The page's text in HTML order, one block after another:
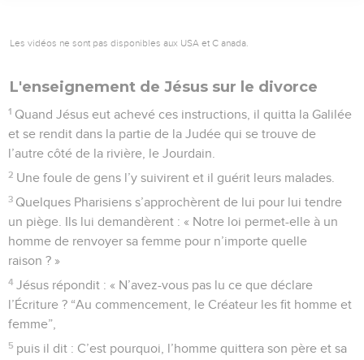
Les vidéos ne sont pas disponibles aux USA et C anada.
L'enseignement de Jésus sur le divorce
1 Quand Jésus eut achevé ces instructions, il quitta la Galilée
et se rendit dans la partie de la Judée qui se trouve de
l’autre côté de la rivière, le Jourdain.
2 Une foule de gens l’y suivirent et il guérit leurs malades.
3 Quelques Pharisiens s’approchèrent de lui pour lui tendre
un piège. Ils lui demandèrent : « Notre loi permet-elle à un
homme de renvoyer sa femme pour n’importe quelle
raison ? »
4 Jésus répondit : « N’avez-vous pas lu ce que déclare
l’Écriture ? “Au commencement, le Créateur les fit homme et
femme”,
5 puis il dit : C’est pourquoi, l’homme quittera son père et sa